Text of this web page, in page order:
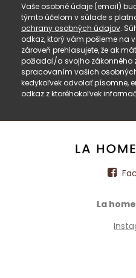
Vaše osobné údaje (email)
týmto účelom v súlade s
ochrany osobných údajov.
odkaz, ktorý vám pošleme na
zároveň prehlasujete, že ak
požiadal/a svojho
spracovaním vašich
kedykoľvek odvolať písomne,
odkaz z ktoréhokoľvek
La